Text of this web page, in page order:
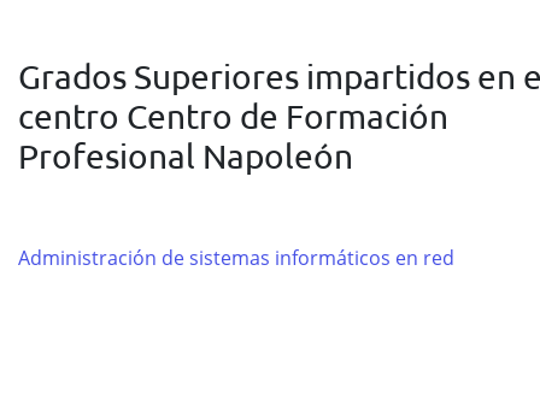
Grados Superiores impartidos en
centro Centro de Formación
Profesional Napoleón
Administración de sistemas informáticos en red